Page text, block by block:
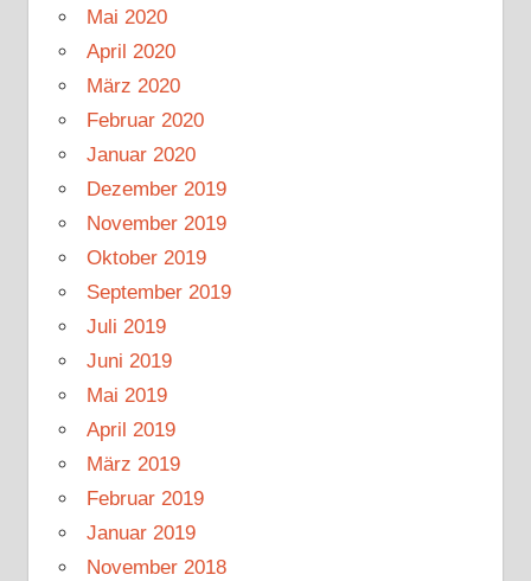
Mai 2020
April 2020
März 2020
Februar 2020
Januar 2020
Dezember 2019
November 2019
Oktober 2019
September 2019
Juli 2019
Juni 2019
Mai 2019
April 2019
März 2019
Februar 2019
Januar 2019
November 2018